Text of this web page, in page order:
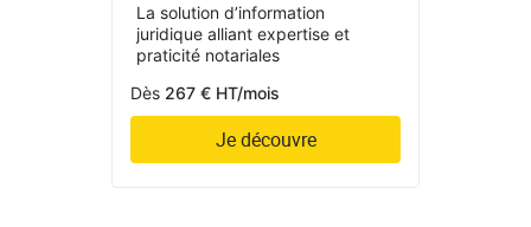
La solution d’information
juridique alliant expertise et
praticité notariales
Dès 267 € HT/mois
Je découvre